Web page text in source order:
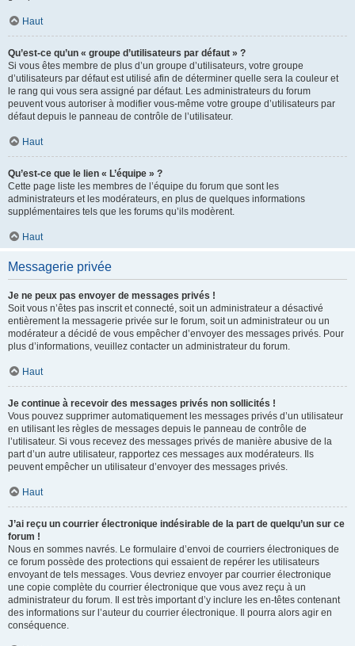
Haut
Qu’est-ce qu’un « groupe d’utilisateurs par défaut » ?
Si vous êtes membre de plus d’un groupe d’utilisateurs, votre groupe
d’utilisateurs par défaut est utilisé afin de déterminer quelle sera la couleur et
le rang qui vous sera assigné par défaut. Les administrateurs du forum
peuvent vous autoriser à modifier vous-même votre groupe d’utilisateurs par
défaut depuis le panneau de contrôle de l’utilisateur.
Haut
Qu’est-ce que le lien « L’équipe » ?
Cette page liste les membres de l’équipe du forum que sont les
administrateurs et les modérateurs, en plus de quelques informations
supplémentaires tels que les forums qu’ils modèrent.
Haut
Messagerie privée
Je ne peux pas envoyer de messages privés !
Soit vous n’êtes pas inscrit et connecté, soit un administrateur a désactivé
entièrement la messagerie privée sur le forum, soit un administrateur ou un
modérateur a décidé de vous empêcher d’envoyer des messages privés. Pour
plus d’informations, veuillez contacter un administrateur du forum.
Haut
Je continue à recevoir des messages privés non sollicités !
Vous pouvez supprimer automatiquement les messages privés d’un utilisateur
en utilisant les règles de messages depuis le panneau de contrôle de
l’utilisateur. Si vous recevez des messages privés de manière abusive de la
part d’un autre utilisateur, rapportez ces messages aux modérateurs. Ils
peuvent empêcher un utilisateur d’envoyer des messages privés.
Haut
J’ai reçu un courrier électronique indésirable de la part de quelqu’un sur ce
forum !
Nous en sommes navrés. Le formulaire d’envoi de courriers électroniques de
ce forum possède des protections qui essaient de repérer les utilisateurs
envoyant de tels messages. Vous devriez envoyer par courrier électronique
une copie complète du courrier électronique que vous avez reçu à un
administrateur du forum. Il est très important d’y inclure les en-têtes contenant
des informations sur l’auteur du courrier électronique. Il pourra alors agir en
conséquence.